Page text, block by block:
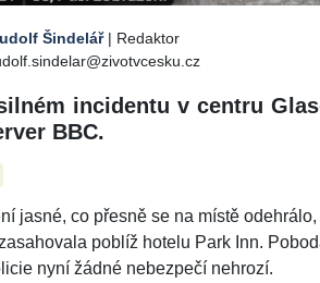
Šindelář| Redaktor
incidentu v centru
BBC.
jasné, co přesně se na místě
poblíž hotelu Park Inn.
nyní žádné nebezpečí nehrozí.